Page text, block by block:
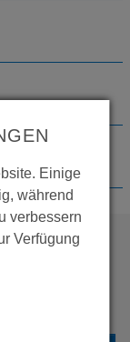
Einige
während
verbessern
Verfügung